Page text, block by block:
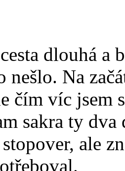
dlouhá a
nešlo. Na
čím víc jsem
sakra ty
ale